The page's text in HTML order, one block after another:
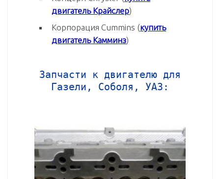
двигатель Крайслер)
Корпорация Cummins (купить
двигатель Камминз)
Запчасти к двигателю для
Газели, Соболя, УАЗ: